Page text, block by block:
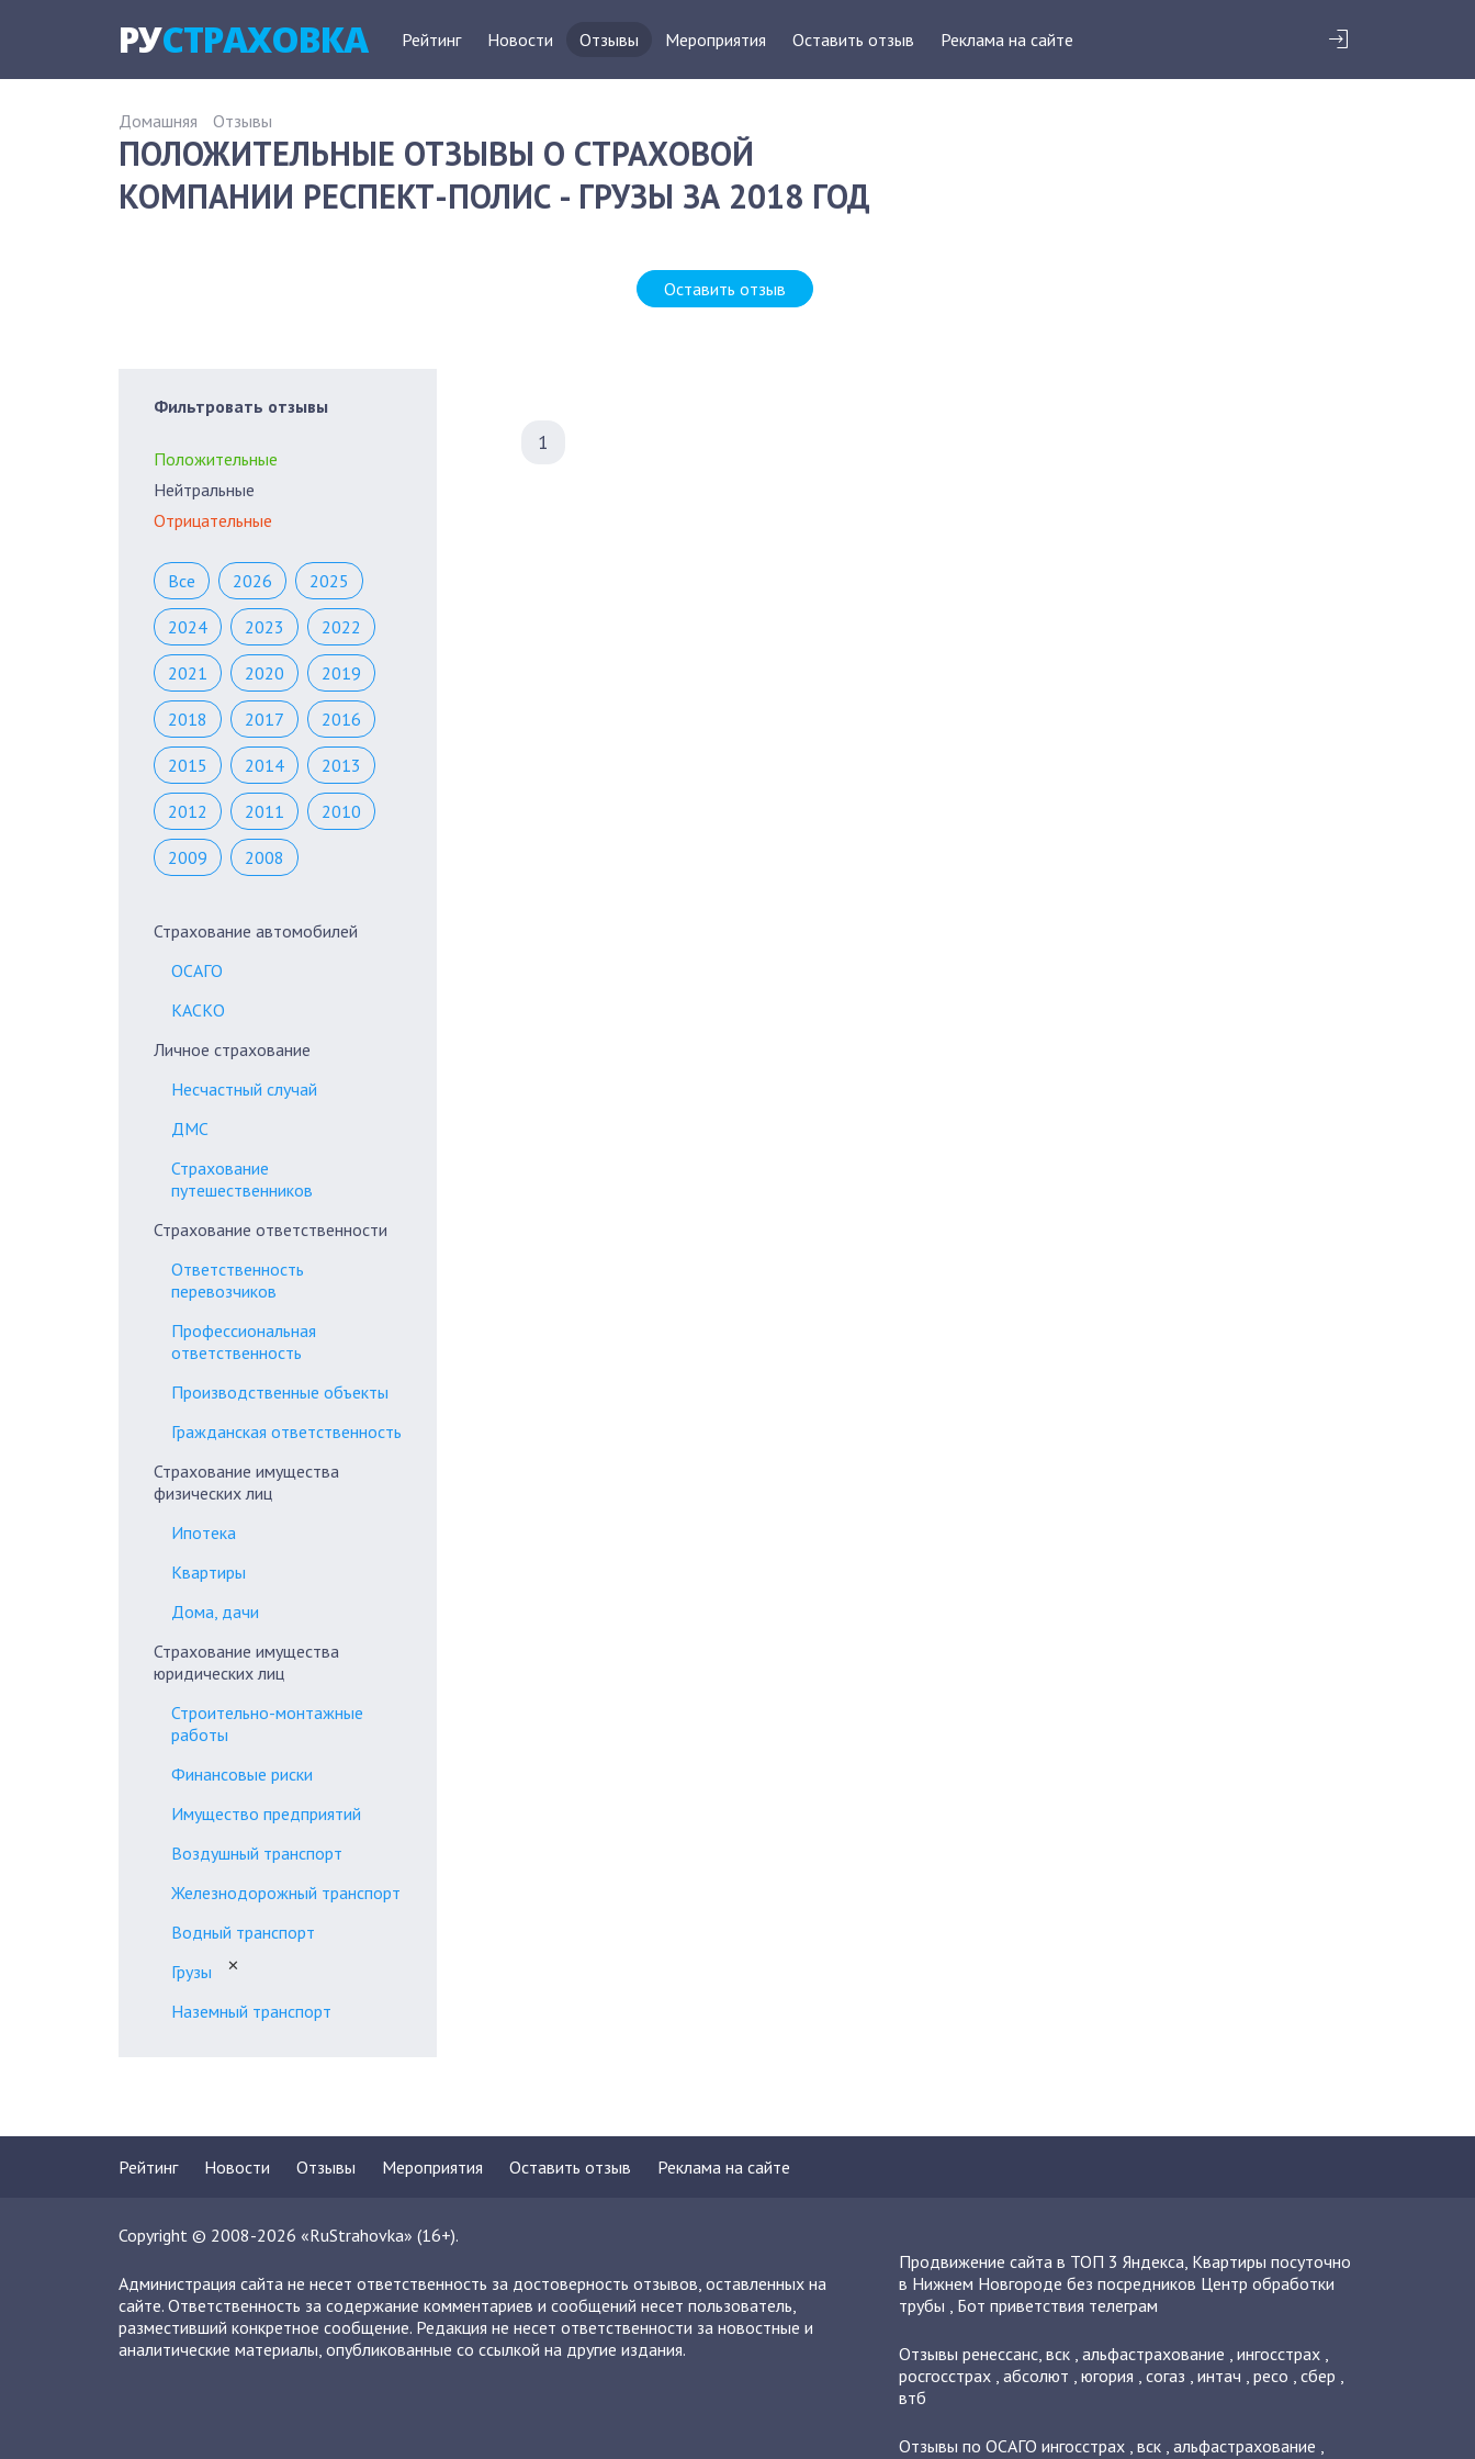
РУСТРАХОВКА Рейтинг Новости Отзывы Мероприятия Оставить отзыв Реклама на сайте
Домашняя Отзывы
ПОЛОЖИТЕЛЬНЫЕ ОТЗЫВЫ О СТРАХОВОЙ
КОМПАНИИ РЕСПЕКТ-ПОЛИС - ГРУЗЫ ЗА 2018 ГОД
Оставить отзыв
1
Фильтровать отзывы
Положительные
Нейтральные
Отрицательные
Все 2026 2025
2024 2023 2022
2021 2020 2019
2018 2017 2016
2015 2014 2013
2012 2011 2010
2009 2008
Страхование автомобилей
ОСАГО
КАСКО
Личное страхование
Несчастный случай
ДМС
Страхование
путешественников
Страхование ответственности
Ответственность
перевозчиков
Профессиональная
ответственность
Производственные объекты
Гражданская ответственность
Страхование имущества
физических лиц
Ипотека
Квартиры
Дома, дачи
Страхование имущества
юридических лиц
Строительно-монтажные
работы
Финансовые риски
Имущество предприятий
Воздушный транспорт
Железнодорожный транспорт
Водный транспорт
Грузы
✕
Наземный транспорт
Рейтинг Новости Отзывы Мероприятия Оставить отзыв Реклама на сайте
Copyright © 2008-2026 «RuStrahovka» (16+).
Администрация сайта не несет ответственность за достоверность отзывов, оставленных на
сайте. Ответственность за содержание комментариев и сообщений несет пользователь,
разместивший конкретное сообщение. Редакция не несет ответственности за новостные и
аналитические материалы, опубликованные со ссылкой на другие издания.
Продвижение сайта в ТОП 3 Яндекса, Квартиры посуточно
в Нижнем Новгороде без посредников Центр обработки
трубы , Бот приветствия телеграм
Отзывы ренессанс, вск, альфастрахование , ингосстрах,
росгосстрах, абсолют , югория , согаз , интач , ресо , сбер ,
втб
Отзывы по ОСАГО ингосстрах, вск, альфастрахование ,